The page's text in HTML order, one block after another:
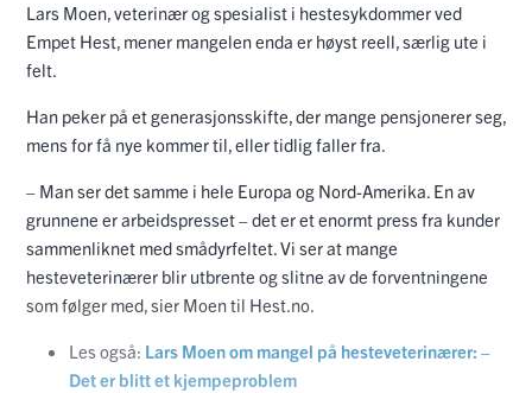
Lars Moen, veterinær og spesialist i hestesykdommer ved
Empet Hest, mener mangelen enda er høyst reell, særlig ute i
felt.
Han peker på et generasjonsskifte, der mange pensjonerer seg,
mens for få nye kommer til, eller tidlig faller fra.
– Man ser det samme i hele Europa og Nord-Amerika. En av
grunnene er arbeidspresset – det er et enormt press fra kunder
sammenliknet med smådyrfeltet. Vi ser at mange
hesteveterinærer blir utbrente og slitne av de forventningene
som følger med, sier Moen til Hest.no.
Les også: Lars Moen om mangel på hesteveterinærer: –
Det er blitt et kjempeproblem